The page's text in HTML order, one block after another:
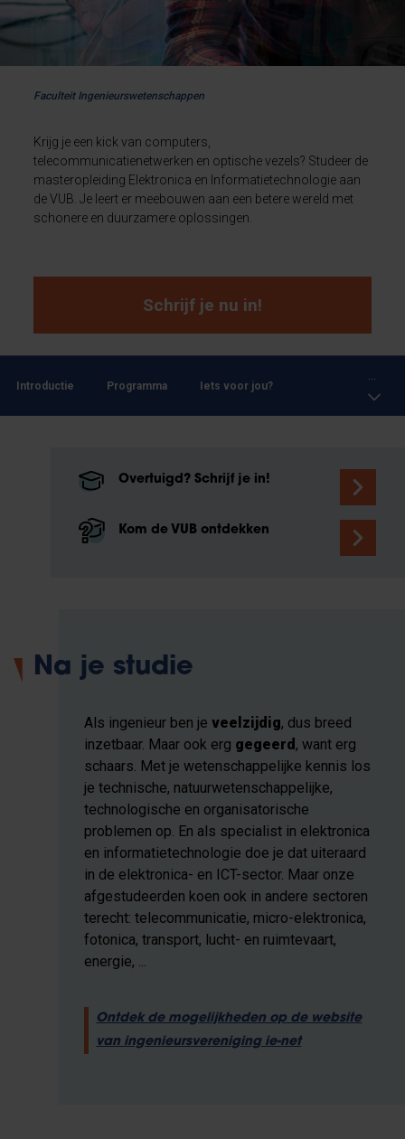
Faculteit Ingenieurswetenschappen
Krijg je een kick van computers,
telecommunicatienetwerken en optische vezels? Studeer de
masteropleiding Elektronica en Informatietechnologie aan
de VUB. Je leert er meebouwen aan een betere wereld met
schonere en duurzamere oplossingen.
Schrijf je nu in!
Introductie Programma Iets voor jou?
Overtuigd? Schrijf je in!
Kom de VUB ontdekken
Na je studie
Als ingenieur ben jeveelzijdig, dus breed
inzetbaar. Maar ook erg gegeerd , want erg
schaars. Met je wetenschappelijke kennis los
je technische, natuurwetenschappelijke,
technologische en organisatorische
problemen op. En als specialist in elektronica
en informatietechnologie doe je dat uiteraard
in de elektronica- en ICT-sector. Maar onze
afgestudeerden koen ook in andere sectoren
terecht: telecommunicatie, micro-elektronica,
fotonica, transport, lucht- en ruimtevaart,
energie, ...
Ontdek de mogelijkheden op de website
van ingenieursvereniging ie-net